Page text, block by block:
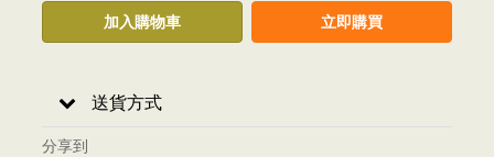
加入購物車 立即購買
送貨方式
分享到